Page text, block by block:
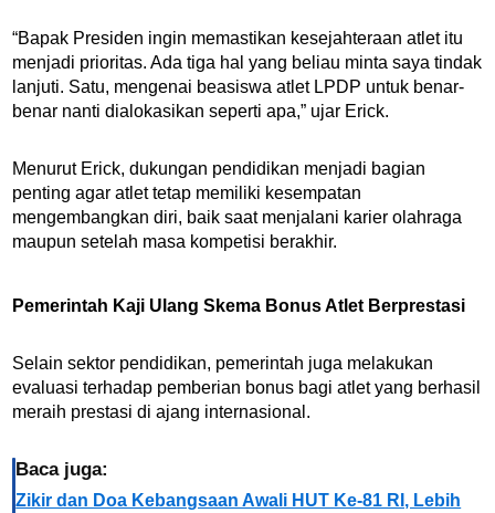
“Bapak Presiden ingin memastikan kesejahteraan atlet itu
menjadi prioritas. Ada tiga hal yang beliau minta saya tindak
lanjuti. Satu, mengenai beasiswa atlet LPDP untuk benar-
benar nanti dialokasikan seperti apa,” ujar Erick.
Menurut Erick, dukungan pendidikan menjadi bagian
penting agar atlet tetap memiliki kesempatan
mengembangkan diri, baik saat menjalani karier olahraga
maupun setelah masa kompetisi berakhir.
Pemerintah Kaji Ulang Skema Bonus Atlet Berprestasi
Selain sektor pendidikan, pemerintah juga melakukan
evaluasi terhadap pemberian bonus bagi atlet yang berhasil
meraih prestasi di ajang internasional.
Baca juga:
Zikir dan Doa Kebangsaan Awali HUT Ke-81 RI, Lebih